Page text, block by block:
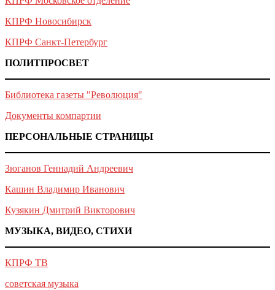
КПРФ Новосибирск
КПРФ Санкт-Петербург
ПОЛИТПРОСВЕТ
Библиотека газеты "Революция"
Документы компартии
ПЕРСОНАЛЬНЫЕ СТРАНИЦЫ
Зюганов Геннадий Андреевич
Кашин Владимир Иванович
Кузякин Дмитрий Викторович
МУЗЫКА, ВИДЕО, СТИХИ
КПРФ ТВ
советская музыка